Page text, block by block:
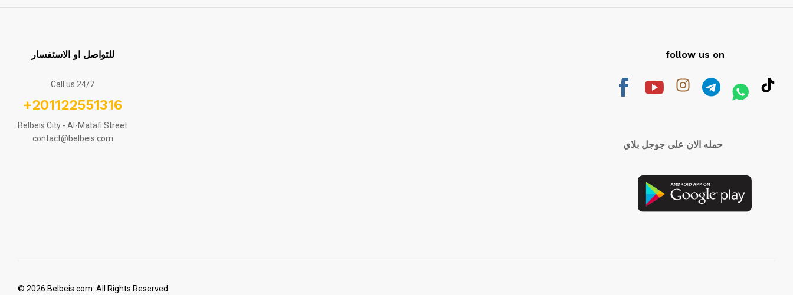
للتواصل او الاستفسار
Call us 24/7
+201122551316
Belbeis City - Al-Matafi Street
contact@belbeis.com
follow us on
حمله الان على جوجل بلاي
© 2026 Belbeis.com. All Rights Reserved